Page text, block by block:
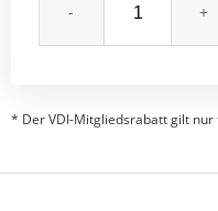
- +
* Der VDI-Mitgliedsrabatt gilt